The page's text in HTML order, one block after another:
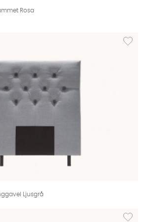
Rosa
Lägg
Sänggavel Ljusgrå Finns även i dessa
LjusgråLjusgrå
Sänggavel Ljusgrå
Ljusgrå
Lägg